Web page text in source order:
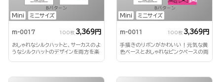
Mini ミニサイズ
m-0017 100枚 3,369円
おしゃれなシルクハットと、サーカスのよ
うなシルクハットのデザインを両方を楽
Mini ミニサイズ
m-0011 100枚 3,369円
手描きのリボンがかわいい！元気な黄
色ベースとおしゃれなピンクペースの両